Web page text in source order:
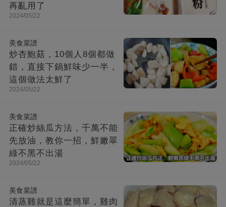
再亂用了
2024/05/22
美食菜譜
炒杏鮑菇，10個人8個都做
錯，直接下鍋鮮味少一半，
這個做法太鮮了
2024/05/22
美食菜譜
正確炒絲瓜方法，千萬不能
先放油，教你一招，鮮嫩翠
綠不黑不出湯
2024/05/22
美食菜譜
清蒸雞就是這麼簡單，雞肉